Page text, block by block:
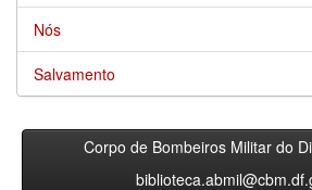
Nós
Salvamento
Corpo de Bombeiros Militar do